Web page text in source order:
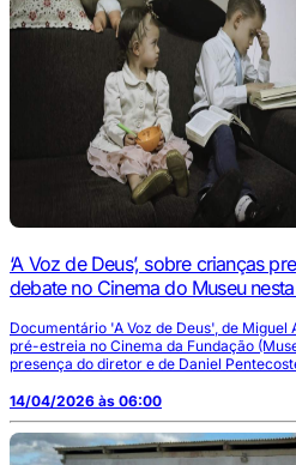
‘A Voz de Deus’, sobre crianças
debate no Cinema do Museu
Documentário 'A Voz de Deus', de Miguel
pré-estreia no Cinema da Fundação
presença do diretor e de Daniel
14/04/2026 às 06:00